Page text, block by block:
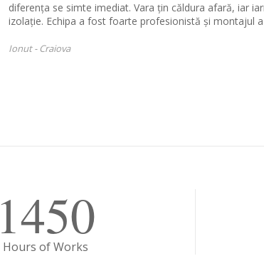
diferența se simte imediat. Vara țin căldura afară, iar
izolație. Echipa a fost foarte profesionistă și montajul
Ionut - Craiova
1450
Hours of Works